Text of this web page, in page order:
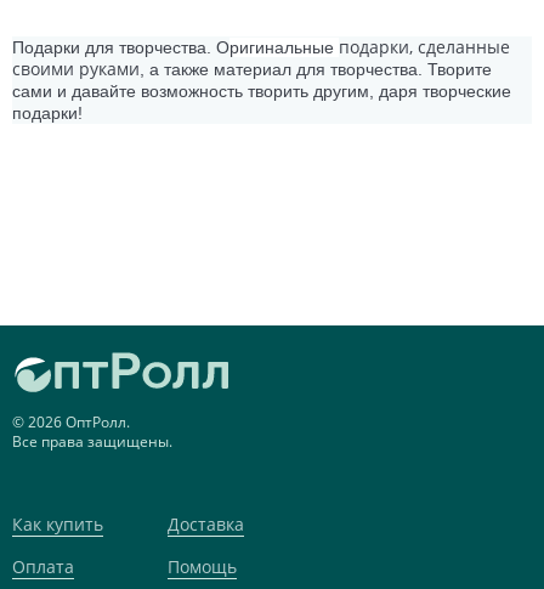
Подарки для творчества. Оригинальные подарки, сделанные
своими руками , а также материал для творчества. Творите
сами и давайте возможность творить другим, даря творческие
подарки!
© 2026 ОптРолл.
Все права защищены.
Как купить
Доставка
Оплата
Помощь